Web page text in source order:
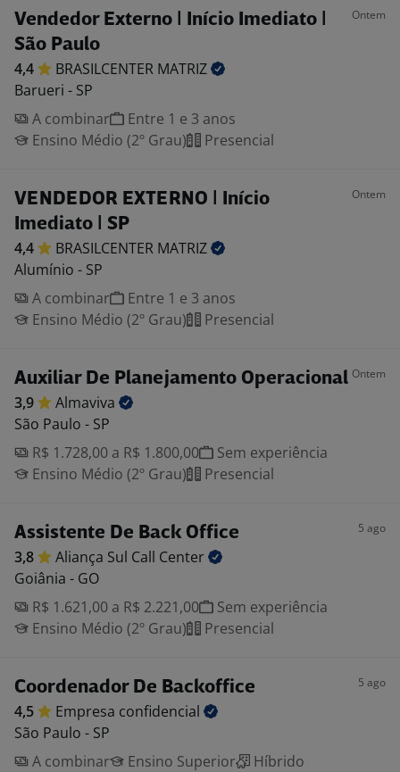
Vendedor Externo | Início Imediato |
São Paulo
Ontem
4,4 BRASILCENTER MATRIZ
Barueri - SP
A combinar
Entre 1 e 3 anos
Ensino Médio (2º Grau)
Presencial
VENDEDOR EXTERNO | Início
Imediato | SP
Ontem
4,4 BRASILCENTER MATRIZ
Alumínio - SP
A combinar
Entre 1 e 3 anos
Ensino Médio (2º Grau)
Presencial
Auxiliar De Planejamento Operacional Ontem
3,9
Almaviva
São Paulo - SP
R$ 1.728,00 a R$ 1.800,00
Sem experiência
Ensino Médio (2º Grau)
Presencial
Assistente De Back Office 5 ago
3,8 Aliança Sul Call Center
Goiânia - GO
R$ 1.621,00 a R$ 2.221,00
Sem experiência
Ensino Médio (2º Grau)
Presencial
Coordenador De Backoffice 5 ago
4,5 Empresa confidencial
São Paulo - SP
A combinar
Ensino Superior Híbrido